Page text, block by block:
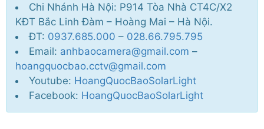
Chi Nhánh Hà Nội: P914 Tòa Nhà CT4C/X2
KĐT Bắc Linh Đàm – Hoàng Mai – Hà Nội.
ĐT: 0937.685.000 – 028.66.795.795
Email: anhbaocamera@gmail.com –
hoangquocbao.cctv@gmail.com
Youtube: HoangQuocBaoSolarLight
Facebook: HoangQuocBaoSolarLight